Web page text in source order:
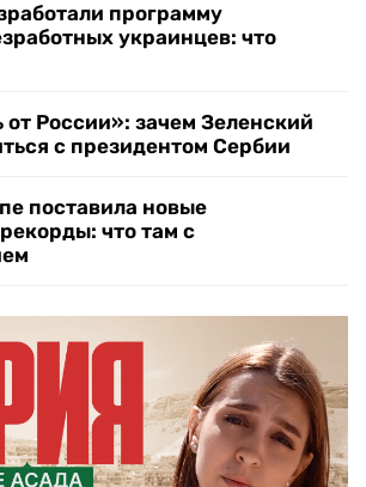
программу
украинцев: что
от России»: зачем Зеленский
с президентом Сербии
поставила новые
что там с